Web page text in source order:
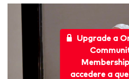
Upgrade a
accedere a